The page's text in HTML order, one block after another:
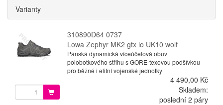
Varianty
310890D64 0737
Lowa Zephyr MK2 gtx lo UK10 wolf
Pánská dynamická víceúčelová obuv
polobotkového střihu s GORE-texovou podšívkou
pro běžné i elitní vojenské jednotky
4 490,00 Kč
Skladem:
poslední 2 páry